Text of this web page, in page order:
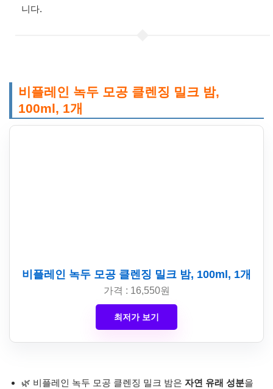
니다.
비플레인 녹두 모공 클렌징 밀크 밤,
100ml, 1개
비플레인 녹두 모공 클렌징 밀크 밤, 100ml, 1개
가격 : 16,550원
최저가 보기
🌿 비플레인 녹두 모공 클렌징 밀크 밤은 자연 유래 성분을